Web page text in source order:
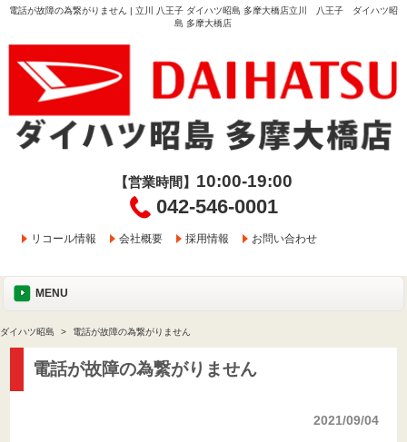
電話が故障の為繋がりません | 立川 八王子 ダイハツ昭島 多摩大橋店立川 八王子 ダイハツ昭
島 多摩大橋店
【営業時間】 10:00-19:00
042-546-0001
リコール情報 会社概要 採用情報 お問い合わせ
MENU
ダイハツ昭島 電話が故障の為繋がりません
電話が故障の為繋がりません
2021/09/04